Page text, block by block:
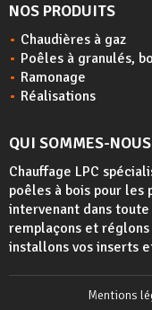
NOS PRODUITS
Chaudières à gaz
Poêles à granulés,
Ramonage
Réalisations
QUI SOMMES-
Chauffage LPC
poêles à bois pour les
intervenant dans toute
remplaçons et réglons
installons vos inserts
Mentions